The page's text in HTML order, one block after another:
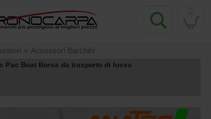
» Accessori Barchini
Pac Boat Borsa da trasporto di lusso